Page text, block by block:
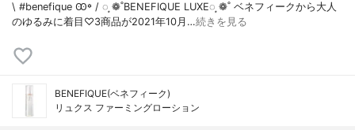
\ #benefique Ꙭ꙳ / ◌ ͙❁˚BENEFIQUE LUXE◌ ͙❁˚ ベネフィークから大人
のゆるみに着目♡3商品が2021年10月…続きを見る
BENEFIQUE(ベネフィーク)
リュクス ファーミングローション